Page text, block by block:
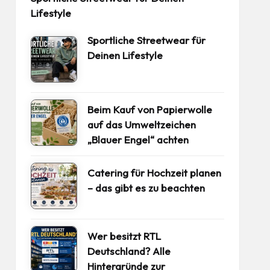
Lifestyle
Sportliche Streetwear für
Deinen Lifestyle
Beim Kauf von Papierwolle
auf das Umweltzeichen
„Blauer Engel“ achten
Catering für Hochzeit planen
– das gibt es zu beachten
Wer besitzt RTL
Deutschland? Alle
Hintergründe zur